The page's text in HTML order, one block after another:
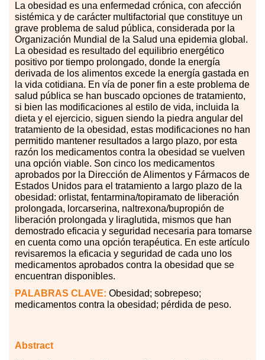
La obesidad es una enfermedad crónica, con afección
sistémica y de carácter multifactorial que constituye un
grave problema de salud pública, considerada por la
Organización Mundial de la Salud una epidemia global.
La obesidad es resultado del equilibrio energético
positivo por tiempo prolongado, donde la energía
derivada de los alimentos excede la energía gastada en
la vida cotidiana. En vía de poner fin a este problema de
salud pública se han buscado opciones de tratamiento,
si bien las modificaciones al estilo de vida, incluida la
dieta y el ejercicio, siguen siendo la piedra angular del
tratamiento de la obesidad, estas modificaciones no han
permitido mantener resultados a largo plazo, por esta
razón los medicamentos contra la obesidad se vuelven
una opción viable. Son cinco los medicamentos
aprobados por la Dirección de Alimentos y Fármacos de
Estados Unidos para el tratamiento a largo plazo de la
obesidad: orlistat, fentarmina/topiramato de liberación
prolongada, lorcarserina, naltrexona/bupropión de
liberación prolongada y liraglutida, mismos que han
demostrado eficacia y seguridad necesaria para tomarse
en cuenta como una opción terapéutica. En este artículo
revisaremos la eficacia y seguridad de cada uno los
medicamentos aprobados contra la obesidad que se
encuentran disponibles.
PALABRAS CLAVE: Obesidad; sobrepeso;
medicamentos contra la obesidad; pérdida de peso.
Abstract